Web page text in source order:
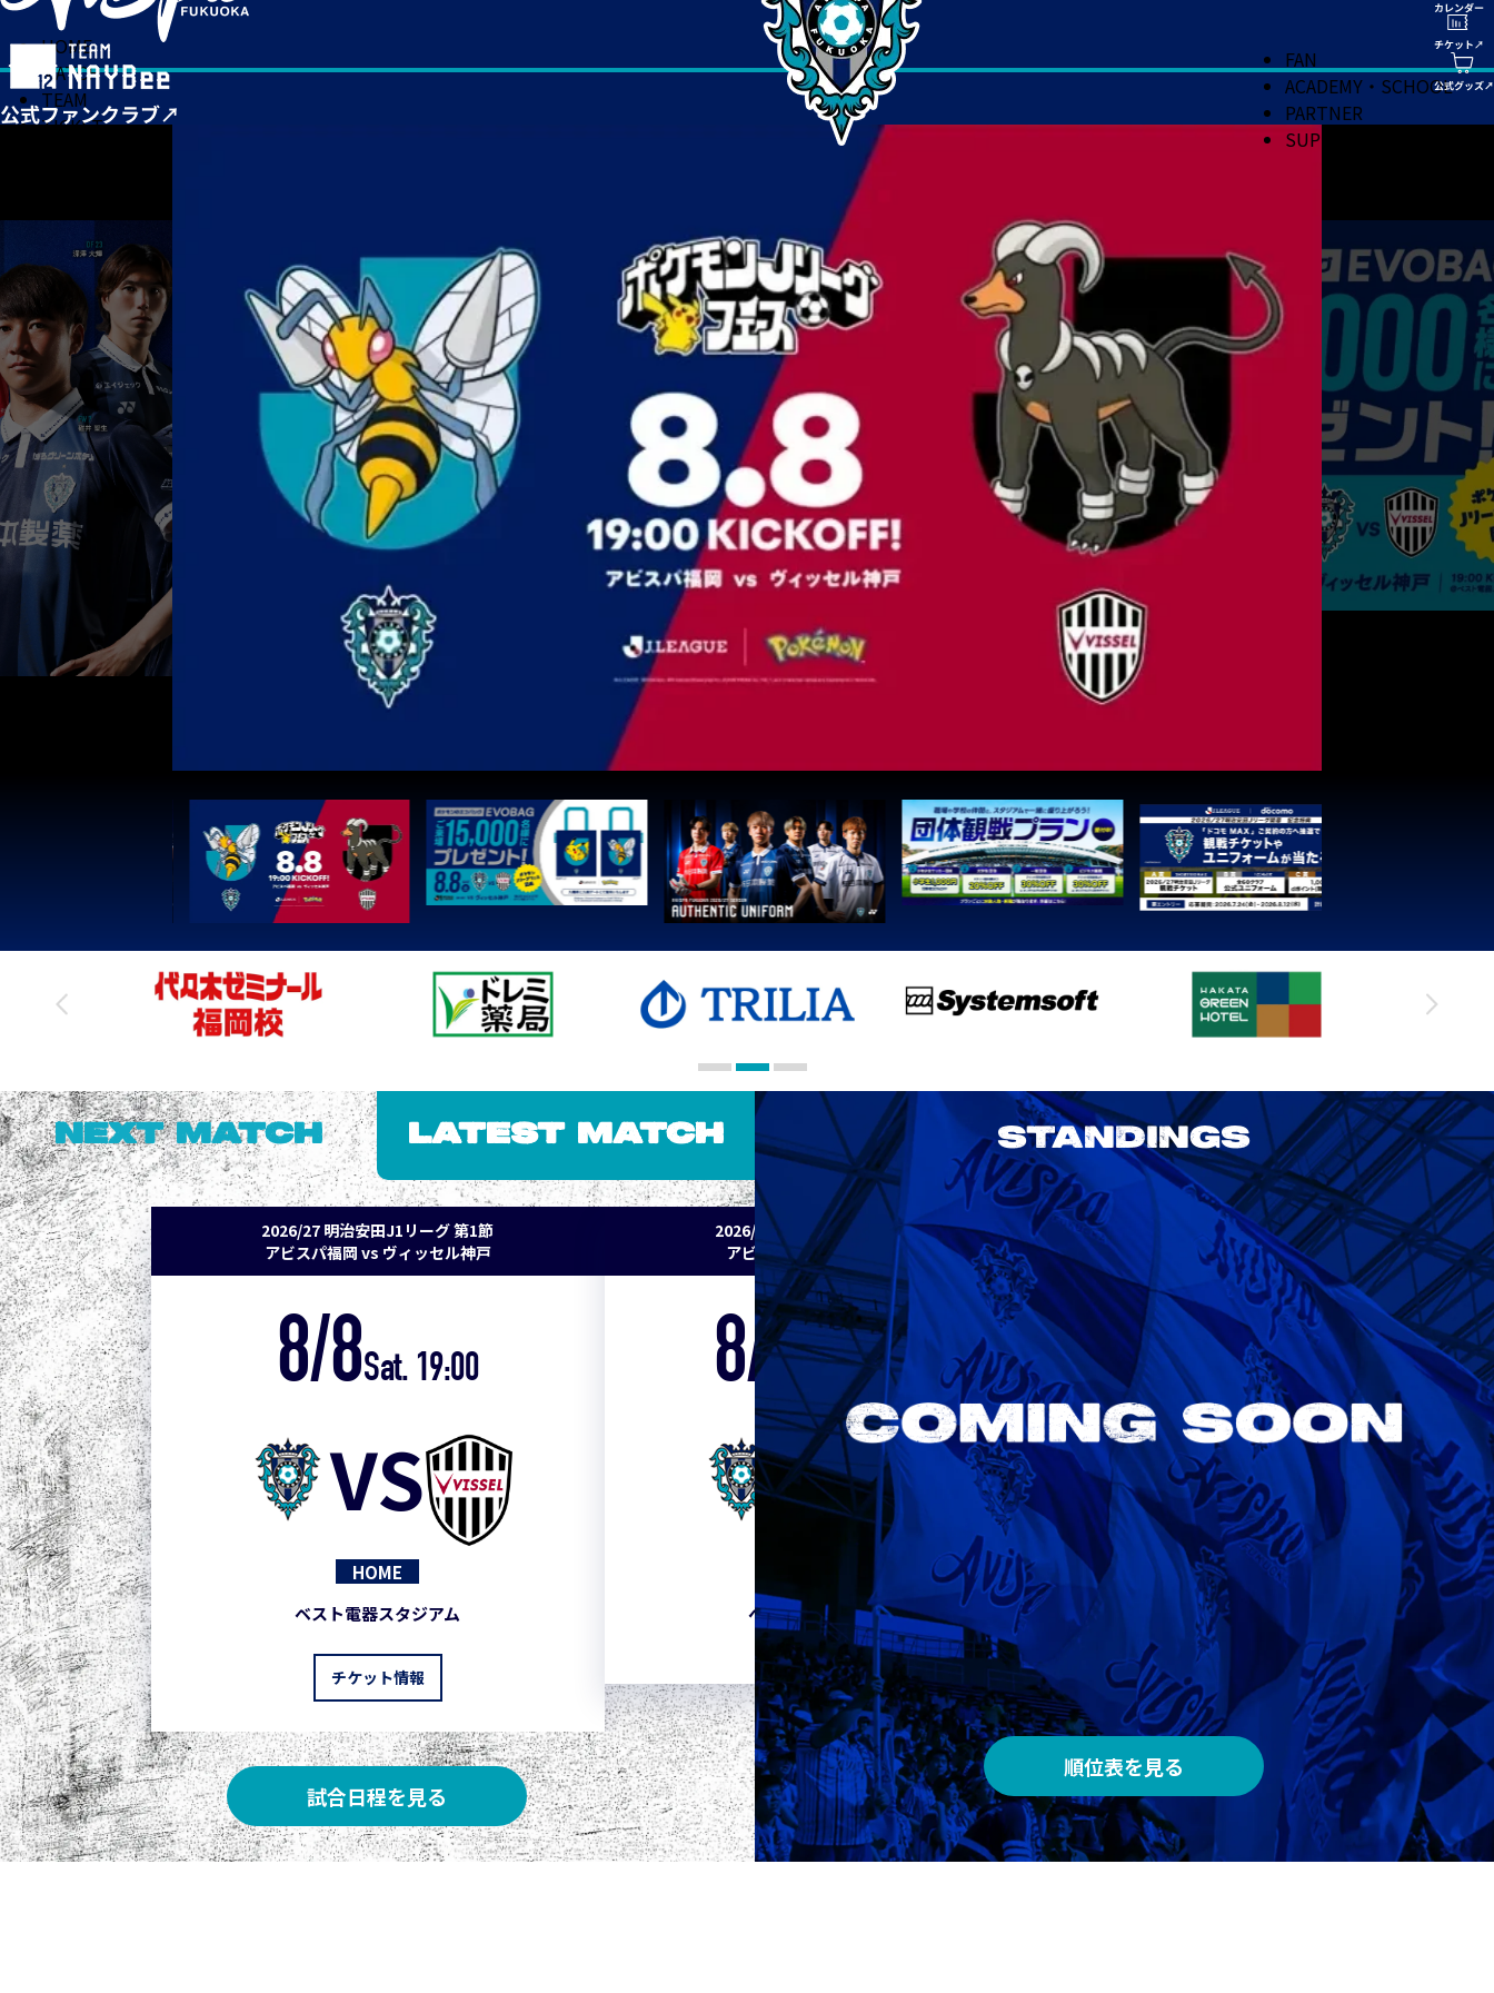
HOME
MATCH
TEAM
TICKET
FAN
ACADEMY・SCHOOL
PARTNER
SUPPORT
NEXT MATCH LATEST MATCH
2026/27 明治安田J1リーグ 第1節
アビスパ福岡 vs ヴィッセル神戸
8/8Sat. 19:00
VS
HOME
ベスト電器スタジアム
チケット情報
2026/27 明治安田J1リーグ 第2節
アビスパ福岡 vs セレッソ大阪
8/15Sat. 19:00
VS
ベスト電器スタジアム
2026/27 明治安田J1リーグ 第3節
アビスパ福岡 vs 鹿島アントラーズ
8/22Sat. 18:00
VS
AWAY
メルカリスタジアム
試合日程を見る
STANDINGS
順位表を見る